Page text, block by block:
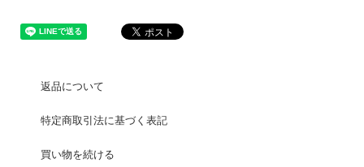
返品について
特定商取引法に基づく表記
買い物を続ける